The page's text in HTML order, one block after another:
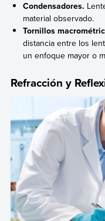
Condensadores.
material observado.
Tornillos
distancia entre los
un enfoque mayor o
Refracción y